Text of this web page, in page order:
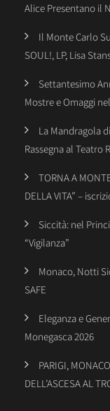
Alice Presentano il
Il Monte Carlo
SOUL!, LP, Lisa
Settantesimo
Mostre e Omaggi
La Mandragola
Rassegna al Teatro
TORNA A
DELLA VITA” –
Siccità: nel
“Vigilanza”
Monaco, Notti
SAFE
Eleganza e
Monegasca 2026
PARIGI,
DELL’ASCESA AL